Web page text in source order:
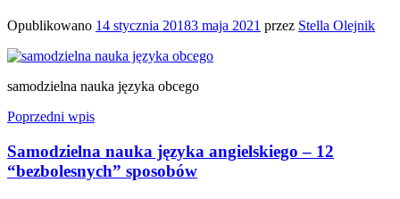
Opublikowano 14 stycznia 20183 maja 2021 przez Stella Olejnik
samodzielna nauka języka obcego
Nawigacja
wpisu
Poprzedni wpis
Samodzielna nauka języka angielskiego – 12
“bezbolesnych” sposobów